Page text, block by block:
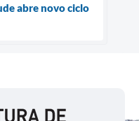
abre novo ciclo